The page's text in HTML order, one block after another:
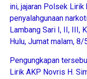
ini, jajaran Polsek
penyalahgunaan
Lambang Sari I, II, III,
Hulu, Jumat malam,
Pengungkapan
Lirik AKP Novris H.